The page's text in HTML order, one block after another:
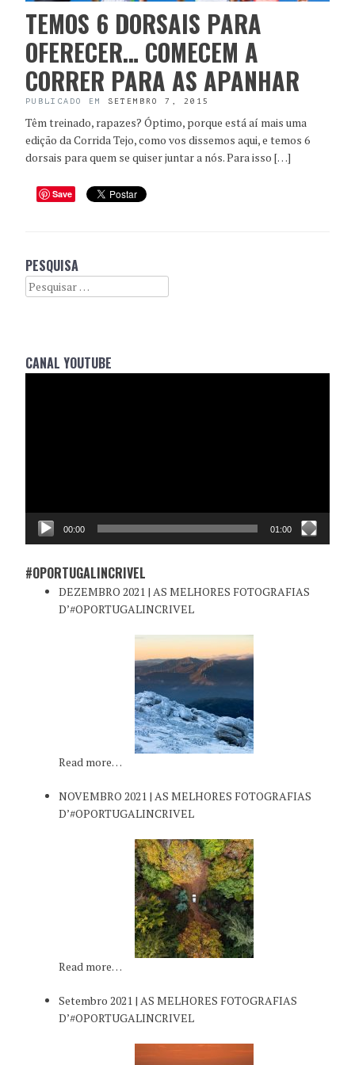
TEMOS 6 DORSAIS PARA
OFERECER… COMECEM A
CORRER PARA AS APANHAR
PUBLICADO EM SETEMBRO 7, 2015
Têm treinado, rapazes? Óptimo, porque está aí mais uma
edição da Corrida Tejo, como vos dissemos aqui, e temos 6
dorsais para quem se quiser juntar a nós. Para isso […]
Save
PESQUISA
Search
CANAL YOUTUBE
00:00 01:00
#OPORTUGALINCRIVEL
DEZEMBRO 2021 | AS MELHORES FOTOGRAFIAS
D’#OPORTUGALINCRIVEL
Read more…
NOVEMBRO 2021 | AS MELHORES FOTOGRAFIAS
D’#OPORTUGALINCRIVEL
Read more…
Setembro 2021 | AS MELHORES FOTOGRAFIAS
D’#OPORTUGALINCRIVEL